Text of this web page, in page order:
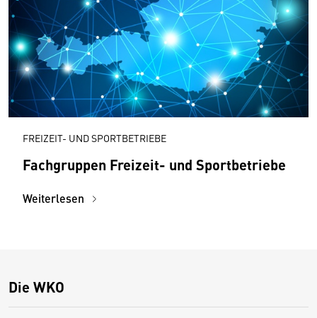
FREIZEIT- UND SPORTBETRIEBE
Fachgruppen Freizeit- und Sportbetriebe
Weiterlesen
Die WKO